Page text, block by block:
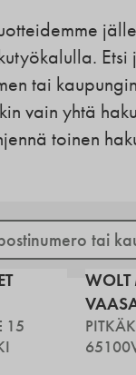
Etsi
tai
vain yhtä
toinen
15
WOLT
65100